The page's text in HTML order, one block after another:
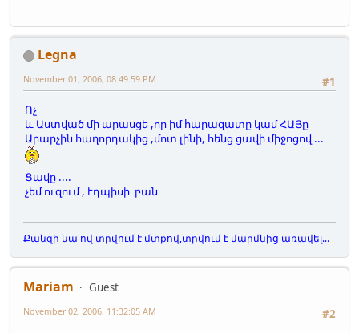
Legna
#1
November 01, 2006, 08:49:59 PM
Ոչ
և Աստված մի արասցե ,որ իմ հարազատը կամ ՀԱՅը
Արարչին հաղորդակից ,մոտ լինի, հենց ցավի միջոցով ...
Ցավը ....
չեմ ուզում , էդպիսի բան
Քանզի նա ով տրվում է մտքով,տրվում է մարմնից առավել...
Mariam
Guest
#2
November 02, 2006, 11:32:05 AM